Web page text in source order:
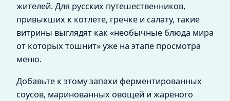
жителей. Для русских путешественников,
привыкших к котлете, гречке и салату, такие
витрины выглядят как «необычные блюда мира
от которых тошнит» уже на этапе просмотра
меню.
Добавьте к этому запахи ферментированных
соусов, маринованных овощей и жареного